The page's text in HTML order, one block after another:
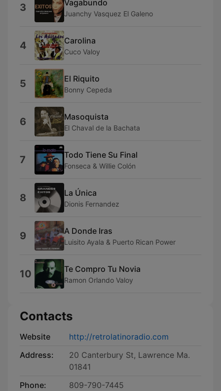
3 Vagabundo
Juanchy Vasquez El Galeno
4 Carolina
Cuco Valoy
5 El Riquito
Bonny Cepeda
6 Masoquista
El Chaval de la Bachata
7 Todo Tiene Su Final
Fonseca & Willie Colón
8 La Única
Dionis Fernandez
9 A Donde Iras
Luisito Ayala & Puerto Rican Power
10 Te Compro Tu Novia
Ramon Orlando Valoy
Contacts
Website
http://retrolatinoradio.com
Address:
20 Canterbury St, Lawrence Ma.
01841
Phone:
809-790-7445